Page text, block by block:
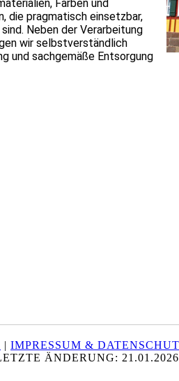
Farben und
die pragmatisch einsetzbar,
Neben der Verarbeitung
wir selbstverständlich
und sachgemäße Entsorgung
| IMPRESSUM &
ÄNDERUNG: